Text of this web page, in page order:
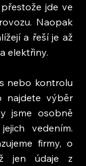
jde ve
Naopak
a řeší je až
elektřiny.
nebo kontrolu
najdete výběr
jsme osobně
vedením.
firmy, o
jen údaje z